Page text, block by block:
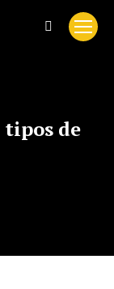
Search:
tipos de